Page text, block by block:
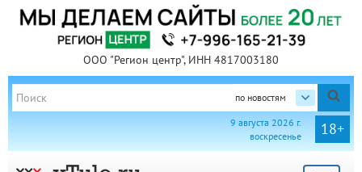
ООО "Регион центр", ИНН 4817003180
по новостям
18+
9 августа 2026 г.
воскресенье